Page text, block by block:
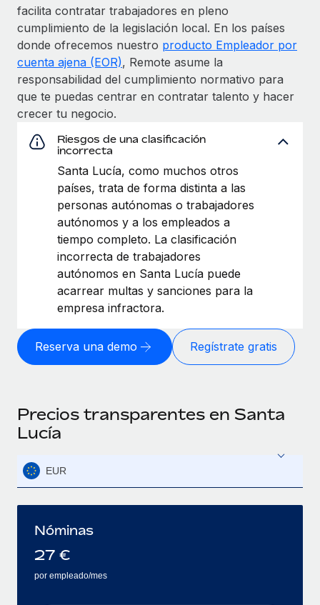
facilita contratar trabajadores en pleno
cumplimiento de la legislación local. En los países
donde ofrecemos nuestro producto Empleador por
cuenta ajena (EOR), Remote asume la
responsabilidad del cumplimiento normativo para
que te puedas centrar en contratar talento y hacer
crecer tu negocio.
Riesgos de una clasificación
incorrecta
Santa Lucía, como muchos otros
países, trata de forma distinta a las
personas autónomas o trabajadores
autónomos y a los empleados a
tiempo completo. La clasificación
incorrecta de trabajadores
autónomos en Santa Lucía puede
acarrear multas y sanciones para la
empresa infractora.
Reserva una demo Regístrate gratis
Precios transparentes en Santa
Lucía
EUR
Nóminas
27 €
por empleado/mes